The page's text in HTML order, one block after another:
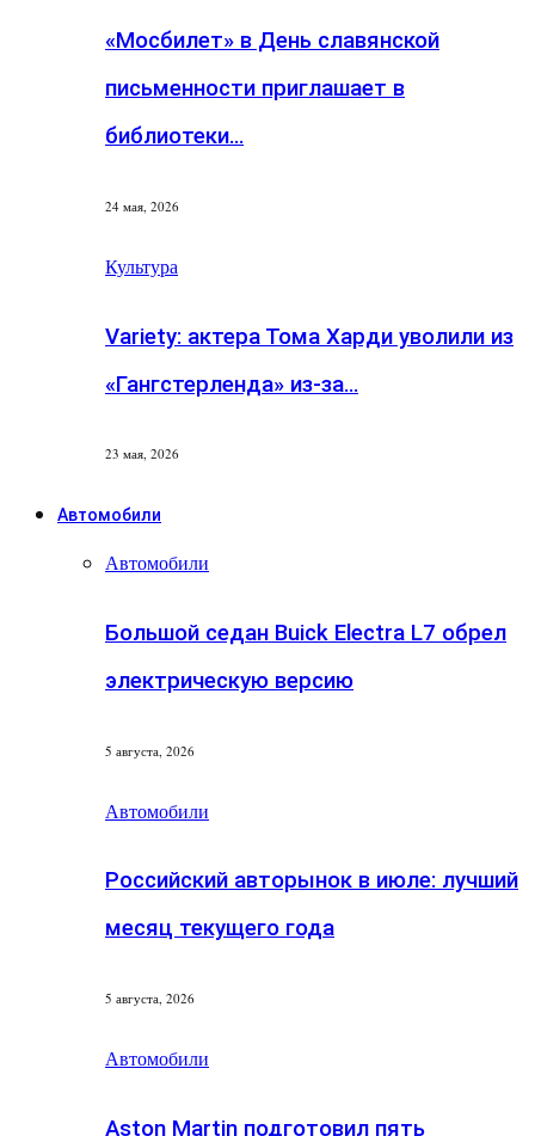
«Мосбилет» в День славянской
письменности приглашает в
библиотеки…
24 мая, 2026
Культура
Variety: актера Тома Харди уволили из
«Гангстерленда» из-за…
23 мая, 2026
Автомобили
Автомобили
Большой седан Buick Electra L7 обрел
электрическую версию
5 августа, 2026
Автомобили
Российский авторынок в июле: лучший
месяц текущего года
5 августа, 2026
Автомобили
Aston Martin подготовил пять